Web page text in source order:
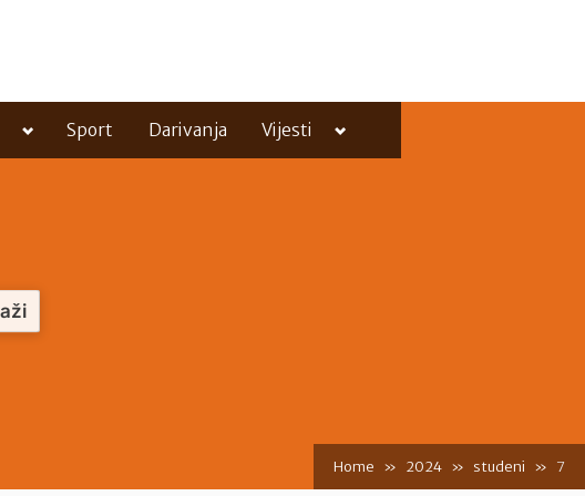
Toggle
menu
Sport Darivanja Vijesti
Toggle
menu
Home 2024 studeni 7